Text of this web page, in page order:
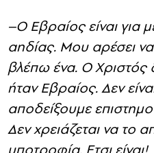
–Ο Εβραίος είναι για
αηδίας. Μου αρέσει
βλέπω ένα. Ο
ήταν Εβραίος. Δεν
αποδείξουμε
Δεν χρειάζεται να το